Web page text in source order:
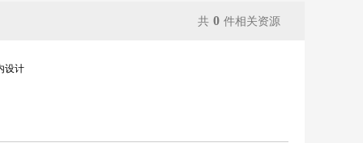
共 0 件相关资源
设计